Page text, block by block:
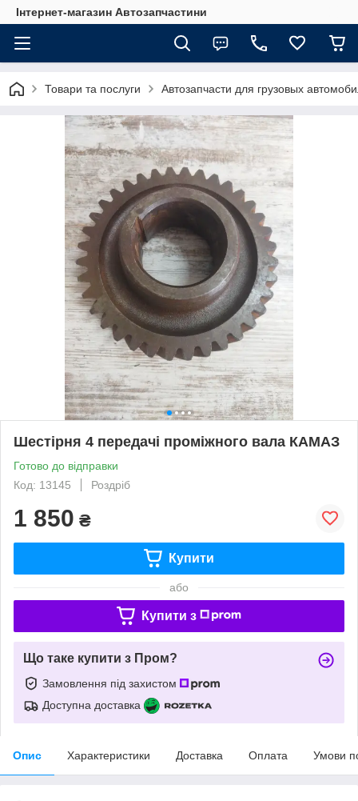
Інтернет-магазин Автозапчастини
Товари та послуги Автозапчасти для грузовых
Шестірня 4 передачі проміжного вала КАМАЗ
Готово до відправки
Код: 13145
Роздріб
1 850 ₴
Купити
або
Купити з
Що таке купити з Пром?
Замовлення під захистом
Доступна доставка
Опис Характеристики Доставка Оплата Умови